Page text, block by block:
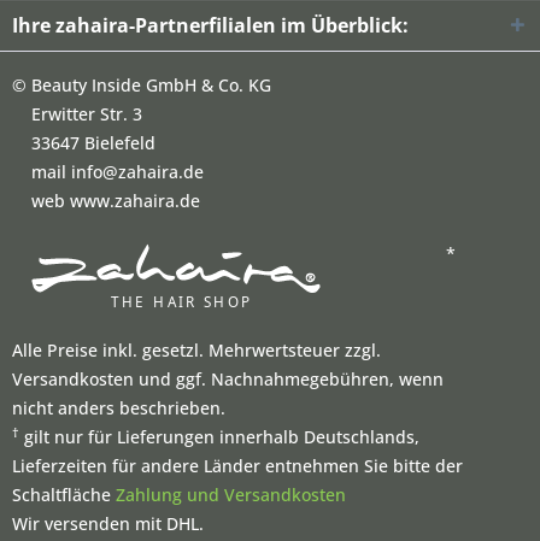
Ihre zahaira-Partnerfilialen im Überblick:
© Beauty Inside GmbH & Co. KG
Erwitter Str. 3
33647 Bielefeld
mail info@zahaira.de
web www.zahaira.de
*
Alle Preise inkl. gesetzl. Mehrwertsteuer zzgl.
Versandkosten und ggf. Nachnahmegebühren, wenn
nicht anders beschrieben.
† gilt nur für Lieferungen innerhalb Deutschlands,
Lieferzeiten für andere Länder entnehmen Sie bitte der
Schaltfläche Zahlung und Versandkosten
Wir versenden mit DHL.